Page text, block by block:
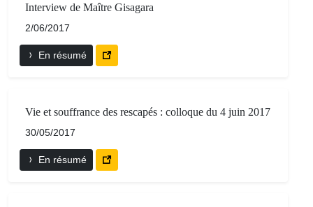
Interview de Maître Gisagara
2/06/2017
En résumé
Vie et souffrance des rescapés : colloque du 4 juin 2017
30/05/2017
En résumé